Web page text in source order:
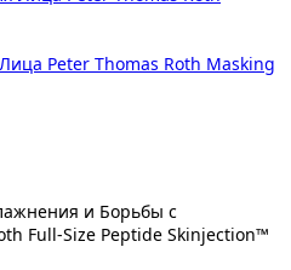
Peter Thomas Roth Masking
и Борьбы с
Full-Size Peptide Skinjection™